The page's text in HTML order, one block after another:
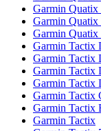
Garmin Quatix
Garmin Quatix
Garmin Quatix
Garmin Tactix
Garmin Tactix
Garmin Tactix
Garmin Tactix
Garmin Tactix
Garmin Tactix
Garmin Tactix